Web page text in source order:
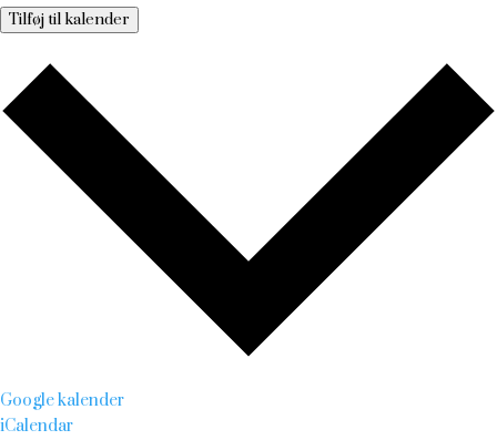
Tilføj til kalender
Google kalender
iCalendar